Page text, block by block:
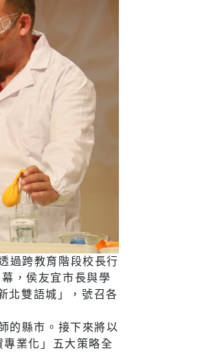
住民
新住民學習中心
移民服務
新住民72小時華語成教
班
新北市新住民子女獎助
學金
新住民一站式服務
愛心大平台新住民關懷
過跨教育階段校長行
，侯友宜市長與學
北雙語城」，號召各
的縣市。接下來將以
業化」五大策略全